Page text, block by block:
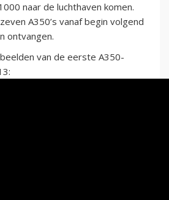
naar de luchthaven komen.
A350’s vanaf begin volgend
ontvangen.
van de eerste A350-